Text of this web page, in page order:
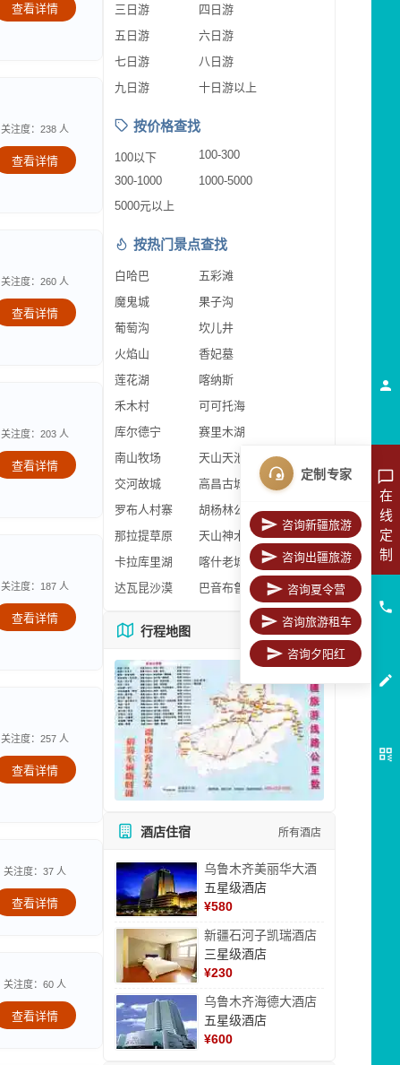
查看详情
关注度：238 人
查看详情
关注度：260 人
查看详情
关注度：203 人
查看详情
关注度：187 人
查看详情
关注度：257 人
查看详情
关注度：37 人
查看详情
关注度：60 人
查看详情
三日游
四日游
五日游
六日游
七日游
八日游
九日游
十日游以上
按价格查找
100以下
100-300
300-1000
1000-5000
5000元以上
按热门景点查找
白哈巴
五彩滩
魔鬼城
果子沟
葡萄沟
坎儿井
火焰山
香妃墓
莲花湖
喀纳斯
禾木村
可可托海
库尔德宁
赛里木湖
南山牧场
天山天池
交河故城
高昌古城
罗布人村寨
胡杨林公园
那拉提草原
天山神木园
卡拉库里湖
喀什老城区
达瓦昆沙漠
巴音布鲁克
行程地图 更多地图
酒店住宿 所有酒店
乌鲁木齐美丽华大酒
五星级酒店
¥580
新疆石河子凯瑞酒店
三星级酒店
¥230
乌鲁木齐海德大酒店
五星级酒店
¥600
在
线
定
制
定制专家
咨询新疆旅游
咨询出疆旅游
咨询夏令营
咨询旅游租车
咨询夕阳红